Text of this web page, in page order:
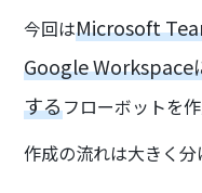
今回はMicrosoft
Google Workspace
するフローボットを
作成の流れは大きく分